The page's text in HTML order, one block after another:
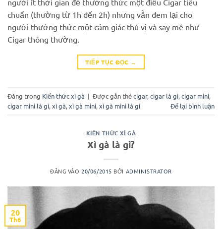
người ít thời gian để thưởng thức một điếu Cigar tiêu
chuẩn (thường từ 1h đến 2h) nhưng vẫn đem lại cho
người thưởng thức một cảm giác thú vị và say mê như
Cigar thông thường.
TIẾP TỤC ĐỌC →
Đăng trong Kiến thức xì gà | Được gắn thẻcigar,cigar là gì,cigar mini,
cigar mini là gì,xì gà,xì gà mini,xì gà mini là gì Để lại bình luận
KIẾN THỨC XÌ GÀ
Xì gà là gì?
ĐĂNG VÀO20/06/2015 BỞI ADMINISTRATOR
20
Th6